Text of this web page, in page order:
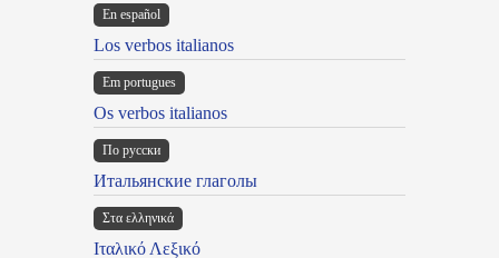
En español
Los verbos italianos
Em portugues
Os verbos italianos
По русски
Итальянские глаголы
Στα ελληνικά
Ιταλικό Λεξικό